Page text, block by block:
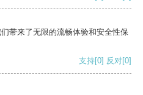
带来了无限的流畅体验和安全性保
支持[0] 反对[0]